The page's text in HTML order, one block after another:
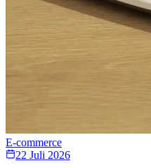
E-commerce
22 Juli 2026